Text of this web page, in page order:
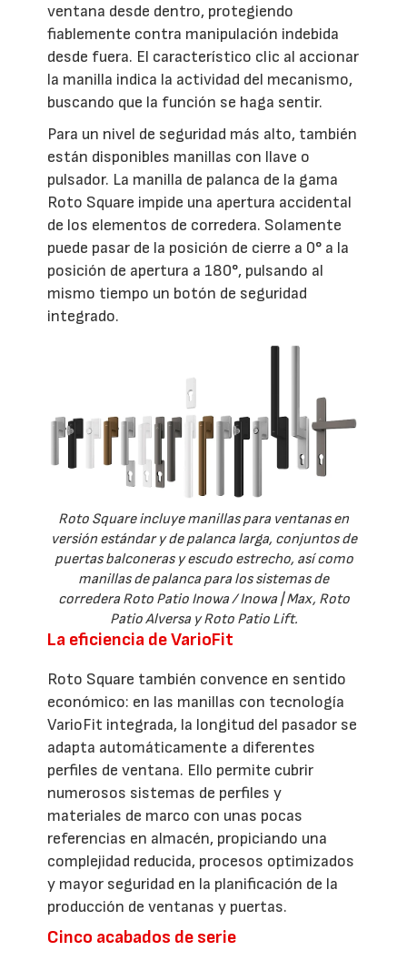
ventana desde dentro, protegiendo
fiablemente contra manipulación indebida
desde fuera. El característico clic al accionar
la manilla indica la actividad del mecanismo,
buscando que la función se haga sentir.
Para un nivel de seguridad más alto, también
están disponibles manillas con llave o
pulsador. La manilla de palanca de la gama
Roto Square impide una apertura accidental
de los elementos de corredera. Solamente
puede pasar de la posición de cierre a 0° a la
posición de apertura a 180°, pulsando al
mismo tiempo un botón de seguridad
integrado.
Roto Square incluye manillas para ventanas en
versión estándar y de palanca larga, conjuntos de
puertas balconeras y escudo estrecho, así como
manillas de palanca para los sistemas de
corredera Roto Patio Inowa / Inowa | Max, Roto
Patio Alversa y Roto Patio Lift.
La eficiencia de VarioFit
Roto Square también convence en sentido
económico: en las manillas con tecnología
VarioFit integrada, la longitud del pasador se
adapta automáticamente a diferentes
perfiles de ventana. Ello permite cubrir
numerosos sistemas de perfiles y
materiales de marco con unas pocas
referencias en almacén, propiciando una
complejidad reducida, procesos optimizados
y mayor seguridad en la planificación de la
producción de ventanas y puertas.
Cinco acabados de serie